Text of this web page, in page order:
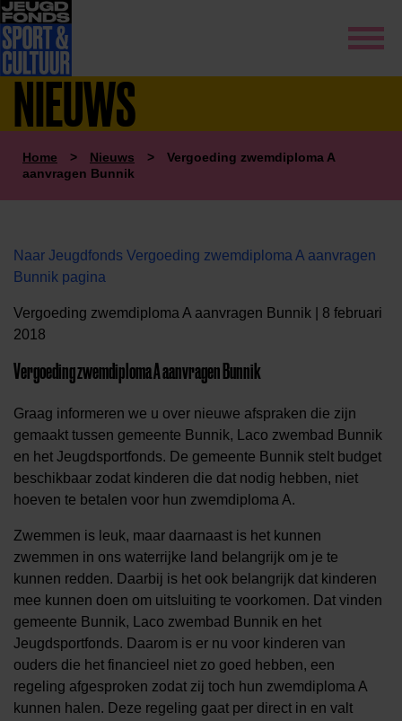
NIEUWS
Home > Nieuws >
Vergoeding zwemdiploma A
aanvragen Bunnik
Naar Jeugdfonds Vergoeding zwemdiploma A aanvragen
Bunnik pagina
Vergoeding zwemdiploma A aanvragen Bunnik | 8 februari
2018
Vergoeding zwemdiploma A aanvragen Bunnik
Graag informeren we u over nieuwe afspraken die zijn
gemaakt tussen gemeente Bunnik, Laco zwembad Bunnik
en het Jeugdsportfonds. De gemeente Bunnik stelt budget
beschikbaar zodat kinderen die dat nodig hebben, niet
hoeven te betalen voor hun zwemdiploma A.
Zwemmen is leuk, maar daarnaast is het kunnen
zwemmen in ons waterrijke land belangrijk om je te
kunnen redden. Daarbij is het ook belangrijk dat kinderen
mee kunnen doen om uitsluiting te voorkomen. Dat vinden
gemeente Bunnik, Laco zwembad Bunnik en het
Jeugdsportfonds. Daarom is er nu voor kinderen van
ouders die het financieel niet zo goed hebben, een
regeling afgesproken zodat zij toch hun zwemdiploma A
kunnen halen. Deze regeling gaat per direct in en valt